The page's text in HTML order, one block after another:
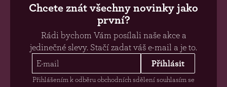
Chcete znát všechny novinky jako
první?
Rádi bychom Vám posílali naše akce a
jedinečné slevy. Stačí zadat váš e-mail a je to.
Přihlásit
Přihlášením k odběru obchodních sdělení souhlasím se